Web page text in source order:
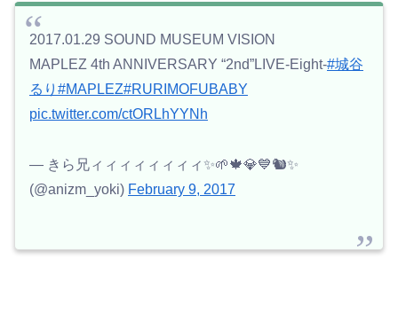
2017.01.29 SOUND MUSEUM VISION
MAPLEZ 4th ANNIVERSARY “2nd”LIVE-Eight-#城谷
るり #MAPLEZ#RURIMOFUBABY
pic.twitter.com/ctORLhYYNh
— きら兄ィィィィィィィィ✨🌱🍁💎💙🐿✨
(@anizm_yoki) February 9, 2017